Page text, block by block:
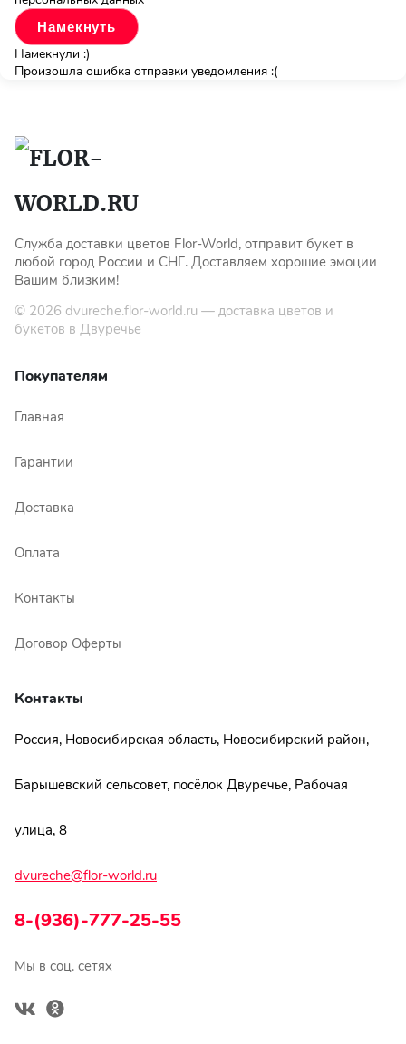
Намекнули :)
Произошла ошибка отправки уведомления :(
Служба доставки цветов Flor-World, отправит букет в
любой город России и СНГ. Доставляем хорошие эмоции
Вашим близким!
© 2026 dvureche.flor-world.ru — доставка цветов и
букетов в Двуречье
Покупателям
Главная
Гарантии
Доставка
Оплата
Контакты
Договор Оферты
Контакты
Россия, Новосибирская область, Новосибирский район,
Барышевский сельсовет, посёлок Двуречье, Рабочая
улица, 8
dvureche@flor-world.ru
8-(936)-777-25-55
Мы в соц. сетях